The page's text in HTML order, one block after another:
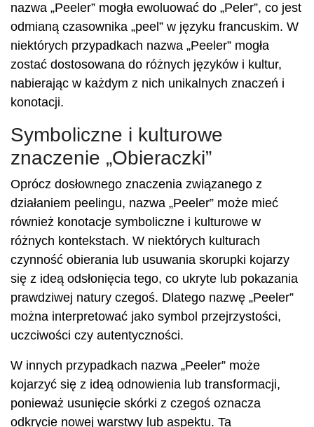
nazwa „Peeler” mogła ewoluować do „Peler”, co jest
odmianą czasownika „peel” w języku francuskim. W
niektórych przypadkach nazwa „Peeler” mogła
zostać dostosowana do różnych języków i kultur,
nabierając w każdym z nich unikalnych znaczeń i
konotacji.
Symboliczne i kulturowe
znaczenie „Obieraczki”
Oprócz dosłownego znaczenia związanego z
działaniem peelingu, nazwa „Peeler” może mieć
również konotacje symboliczne i kulturowe w
różnych kontekstach. W niektórych kulturach
czynność obierania lub usuwania skorupki kojarzy
się z ideą odsłonięcia tego, co ukryte lub pokazania
prawdziwej natury czegoś. Dlatego nazwę „Peeler”
można interpretować jako symbol przejrzystości,
uczciwości czy autentyczności.
W innych przypadkach nazwa „Peeler” może
kojarzyć się z ideą odnowienia lub transformacji,
ponieważ usunięcie skórki z czegoś oznacza
odkrycie nowej warstwy lub aspektu. Ta